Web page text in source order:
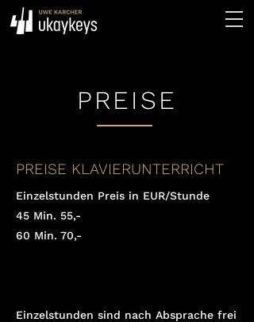
PREISE
PREISE KLAVIERUNTERRICHT
Einzelstunden Preis in EUR/Stunde
45 Min. 55,-
60 Min. 70,-
Einzelstunden sind nach Absprache frei